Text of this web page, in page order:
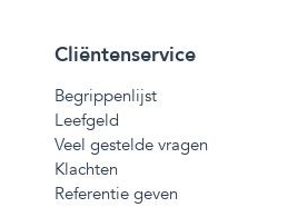
Cliëntenservice
Begrippenlijst
Leefgeld
Veel gestelde vragen
Klachten
Referentie geven